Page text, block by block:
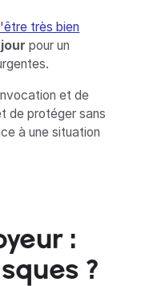
très bien
pour un
et de
de protéger sans
à une situation
:
?